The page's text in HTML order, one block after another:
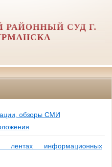
РАЙОННЫЙ СУД Г.
обзоры СМИ
лентах информационных